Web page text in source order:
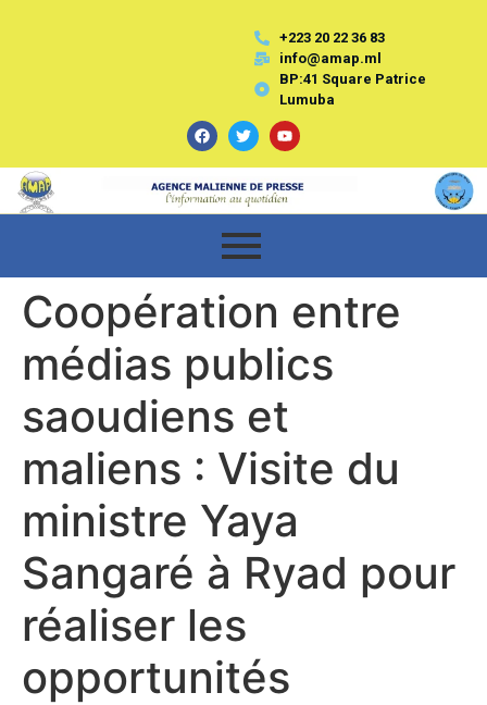
+223 20 22 36 83
info@amap.ml
BP:41 Square Patrice
Lumuba
Coopération entre
médias publics
saoudiens et
maliens : Visite du
ministre Yaya
Sangaré à Ryad pour
réaliser les
opportunités